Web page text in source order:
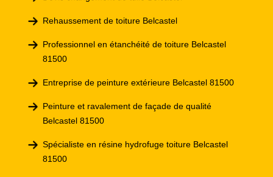
Rehaussement de toiture Belcastel
Professionnel en étanchéité de toiture Belcastel
81500
Entreprise de peinture extérieure Belcastel 81500
Peinture et ravalement de façade de qualité
Belcastel 81500
Spécialiste en résine hydrofuge toiture Belcastel
81500